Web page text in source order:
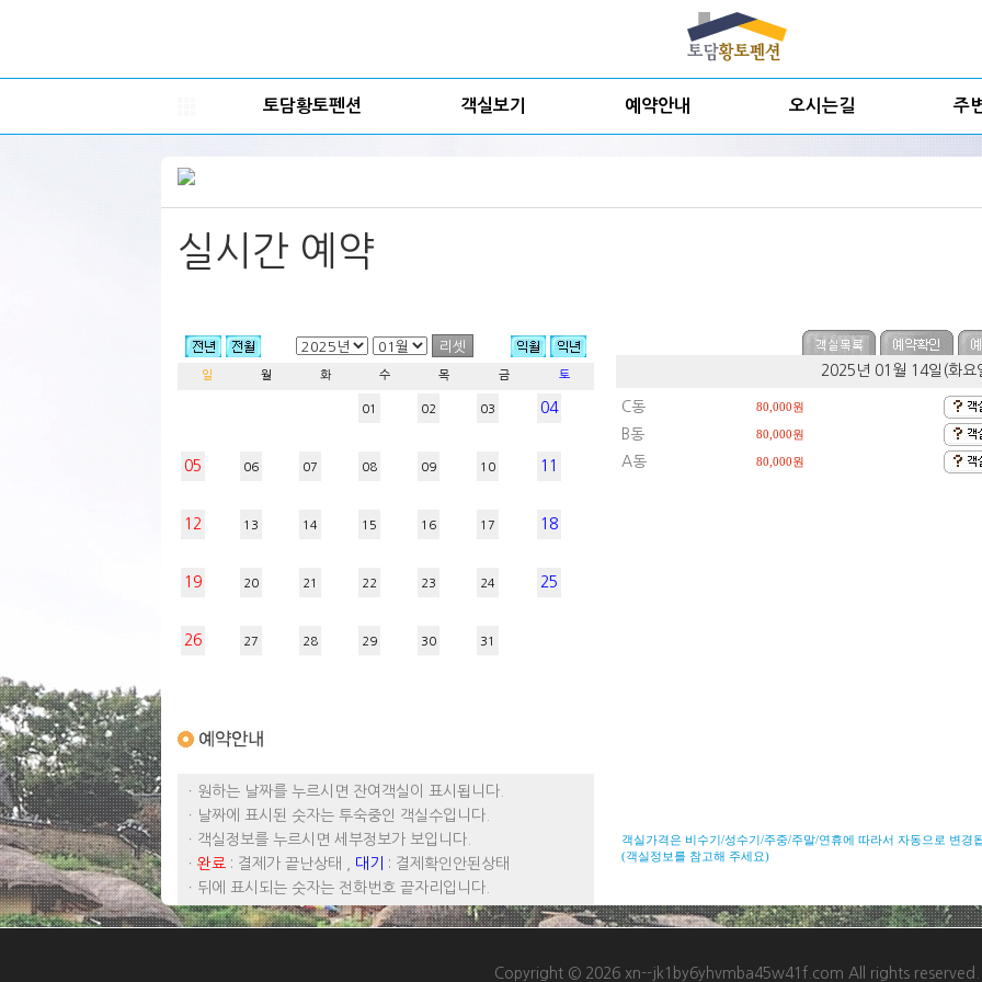
토담황토펜션 객실보기 예약안내 오시는길 주
실시간 예약
일 월 화 수 목 금 토
01 02 03 04
05 06 07 08 09 10 11
12 13 14 15 16 17 18
19 20 21 22 23 24 25
26 27 28 29 30 31
ㆍ원하는 날짜를 누르시면 잔여객실이 표시됩니다.
ㆍ날짜에 표시된 숫자는 투숙중인 객실수입니다.
ㆍ객실정보를 누르시면 세부정보가 보입니다.
ㆍ 완료 : 결제가 끝난상태 , 대기
: 결제확인안된상태
ㆍ뒤에 표시되는 숫자는 전화번호 끝자리입니다.
2025년 01월 14일(화요
C동 80,000원
B동 80,000원
A동 80,000원
객실가격은 비수기/성수기/주중/주말/연휴에 따라서 자동으로 변경
(객실정보를 참고해 주세요)
Copyright © 2026 xn--jk1by6yhvmba45w41f.com All rights reserved.